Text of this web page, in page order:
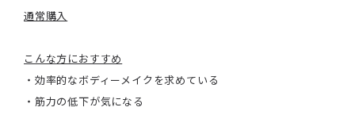
通常購入
こんな方におすすめ
・効率的なボディーメイクを求めている
・筋力の低下が気になる